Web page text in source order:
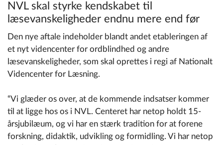
NVL skal styrke kendskabet til
læsevanskeligheder endnu mere end før
Den nye aftale indeholder blandt andet etableringen af
et nyt videncenter for ordblindhed og andre
læsevanskeligheder, som skal oprettes i regi af Nationalt
Videncenter for Læsning.
“Vi glæder os over, at de kommende indsatser kommer
til at ligge hos os i NVL. Centeret har netop holdt 15-
årsjubilæum, og vi har en stærk tradition for at forene
forskning, didaktik, udvikling og formidling. Vi har netop